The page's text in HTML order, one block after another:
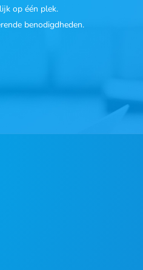
op één plek.
benodigdheden.